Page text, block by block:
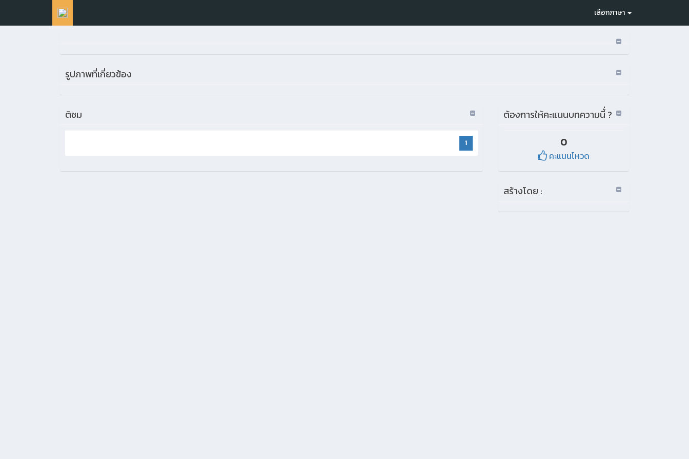
เลือกภาษา
รูปภาพที่เกี่ยวข้อง
ติชม
1
ต้องการให้คะแนนบทความนี้่ ?
0
คะแนนโหวด
สร้างโดย :